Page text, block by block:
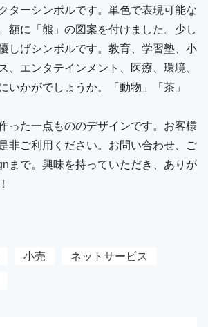
ターシンボルです。単色で表現可能な
額に「熊」の図案を付けました。少し
しげシンボルです。教育、学習塾、小
、エンタテインメント、医療、環境、
いかがでしょうか。「動物」「茶」
った一点もののデザインです。お客様
非ご利用ください。お問い合わせ、ご
まで。興味を持っていただき、ありが
小売
ネットサービス